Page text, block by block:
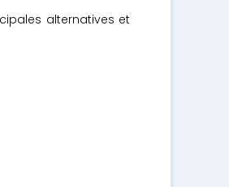
alternatives et